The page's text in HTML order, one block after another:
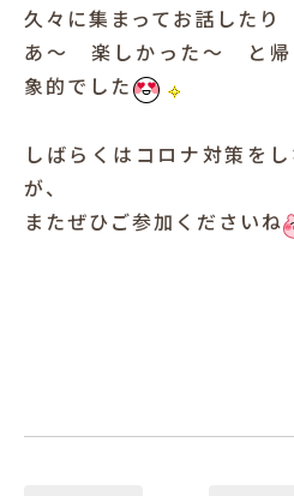
久々に集まってお話した
あ～ 楽しかった～ と帰
象的でした
しばらくはコロナ対策を
が、
またぜひご参加くださいね